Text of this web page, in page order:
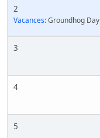
2
Vacances:Groundhog Day
3
4
5